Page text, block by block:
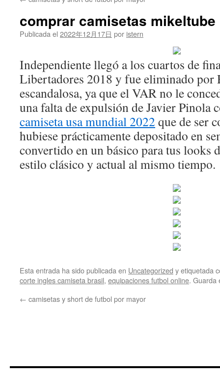
comprar camisetas mikeltube
Publicada el 2022年12月17日 por istern
Independiente llegó a los cuartos de
Libertadores 2018 y fue eliminado por
escandalosa, ya que el VAR no le
una falta de expulsión de Javier Pinola
camiseta usa mundial 2022 que de ser
hubiese prácticamente depositado en
convertido en un básico para tus looks
estilo clásico y actual al mismo tiempo.
Esta entrada ha sido publicada en Uncategorized y etiquetada
corte ingles camiseta brasil, equipaciones futbol online. Guarda
← camisetas y short de futbol por mayor